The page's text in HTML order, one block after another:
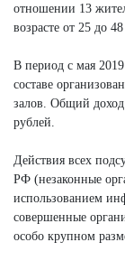
отношении 13
возрасте от 25 до 48
В период с мая
составе
залов. Общий доход
рублей.
Действия всех
РФ (незаконные
использованием
совершенные
особо крупном